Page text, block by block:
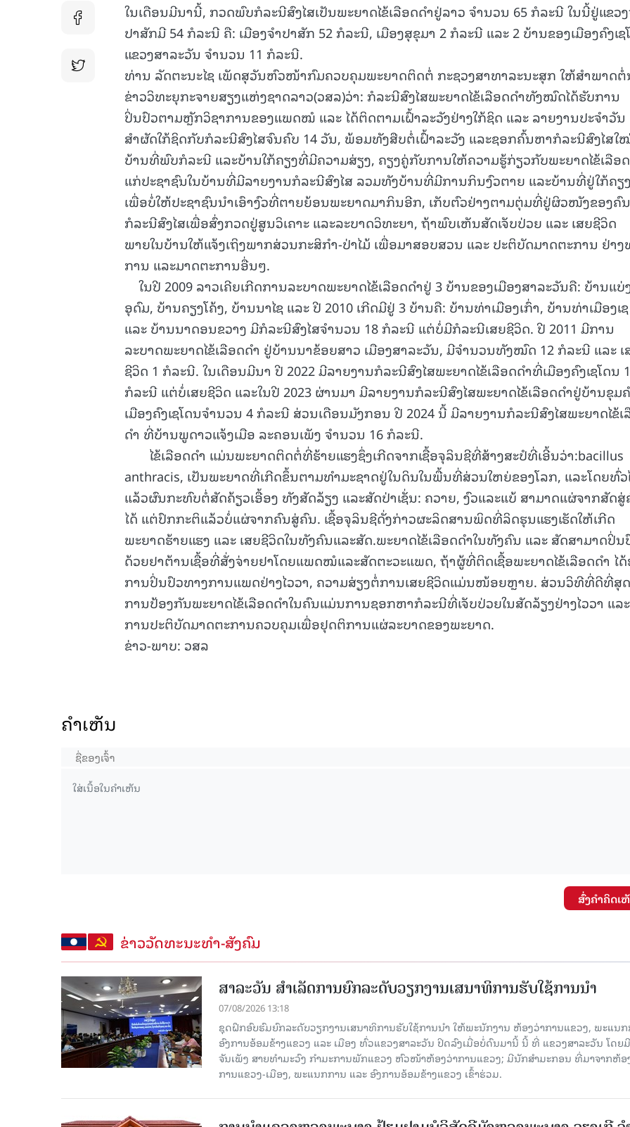
ໃນເດືອນມີນານີ້, ກວດພົບກໍລະນີສົງໄສເປັນພະຍາດໄຂ້ເລືອດດໍາຢູ່ລາວ ຈໍານວນ 65 ກໍລະນີ ໃນນີ້ຢູ່ແຂວ
ປາສັກມີ 54 ກໍລະນີ ຄື: ເມືອງຈໍາປາສັກ 52 ກໍລະນີ, ເມືອງສຸຂຸມາ 2 ກໍລະນີ ແລະ 2 ບ້ານຂອງເມືອງຄົງເຊ
ແຂວງສາລະວັນ ຈໍານວນ 11 ກໍລະນີ.
ທ່ານ ລັດຕະນະໄຊ ເພັດສຸວັນຫົວໜ້າກົມຄວບຄຸມພະຍາດຕິດຕໍ່ ກະຊວງສາທາລະນະສຸກ ໃຫ້ສໍາພາດ
ຂ່າວວິທະຍຸກະຈາຍສຽງແຫ່ງຊາດລາວ(ວສລ)ວ່າ: ກໍລະນີສົງໄສພະຍາດໄຂ້ເລືອດດໍາທັງໝົດໄດ້ຮັບການ
ປິ່ນປົວຕາມຫຼັກວິຊາການຂອງແພດໝໍ ແລະ ໄດ້ຕິດຕາມເຝົ້າລະວັງຢ່າງໃກ້ຊິດ ແລະ ລາຍງານປະຈໍາວັ
ສໍາຜັດໃກ້ຊິດກັບກໍລະນີສົງໄສຈົນຄົບ 14 ວັນ, ພ້ອມທັງສືບຕໍ່ເຝົ້າລະວັງ ແລະຊອກຄົ້ນຫາກໍລະນີສົງໄສໃ
ບ້ານທີ່ພົບກໍລະນີ ແລະບ້ານໃກ້ຄຽງທີ່ມີຄວາມສ່ຽງ, ຄຽງຄູ່ກັບການໃຫ້ຄວາມຮູ້ກ່ຽວກັບພະຍາດໄຂ້ເລືອ
ແກ່ປະຊາຊົນໃນບ້ານທີ່ມີລາຍງານກໍລະນີສົງໄສ ລວມທັງບ້ານທີ່ມີການກິນງົວຕາຍ ແລະບ້ານທີ່ຢູ່ໃກ້ຄຽງ
ເພື່ອບໍ່ໃຫ້ປະຊາຊົນນໍາເອົາງົວທີ່ຕາຍຍ້ອນພະຍາດມາກິນອີກ, ເກັບຕົວຢ່າງຕາມຕຸ່ມທີ່ຢູ່ຜິວໜັງຂອງຄົ
ກໍລະນີສົງໄສເພື່ອສົ່ງກວດຢູ່ສູນວິເຄາະ ແລະລະບາດວິທະຍາ, ຖ້າພົບເຫັນສັດເຈັບປ່ວຍ ແລະ ເສຍຊີວິດ
ພາຍໃນບ້ານໃຫ້ແຈ້ງເຖິງພາກສ່ວນກະສິກຳ-ປ່າໄມ້ ເພື່ອມາສອບສວນ ແລະ ປະຕິບັດມາດຕະການ ຢ່າ
ການ ແລະມາດຕະການອື່ນໆ.
ໃນປີ 2009 ລາວເຄີຍເກີດການລະບາດພະຍາດໄຂ້ເລືອດດໍາຢູ່ 3 ບ້ານຂອງເມືອງສາລະວັນຄື: ບ້ານແບ່
ອຸດົມ, ບ້ານຄຽງໂຄ້ງ, ບ້ານນາໄຊ ແລະ ປີ 2010 ເກີດມີຢູ່ 3 ບ້ານຄື: ບ້ານທ່າເມືອງເກົ່າ, ບ້ານທ່າເມືອງເຊ
ແລະ ບ້ານນາດອນຂວາງ ມີກໍລະນີສົງໄສຈໍານວນ 18 ກໍລະນີ ແຕ່ບໍ່ມີກໍລະນີເສຍຊີວິດ. ປີ 2011 ມີການ
ລະບາດພະຍາດໄຂ້ເລືອດດໍາ ຢູ່ບ້ານນາຂ້ອຍສາວ ເມືອງສາລະວັນ, ມີຈໍານວນທັງໝົດ 12 ກໍລະນີ ແລະ ເ
ຊີວິດ 1 ກໍລະນີ. ໃນເດືອນມີນາ ປີ 2022 ມີລາຍງານກໍລະນີສົງໄສພະຍາດໄຂ້ເລືອດດໍາທີ່ເມືອງຄົງເຊໂດນ 1
ກໍລະນີ ແຕ່ບໍ່ເສຍຊີວິດ ແລະໃນປີ 2023 ຜ່ານມາ ມີລາຍງານກໍລະນີສົງໄສພະຍາດໄຂ້ເລືອດດໍາຢູ່ບ້ານຂຸມ
ເມືອງຄົງເຊໂດນຈໍານວນ 4 ກໍລະນີ ສ່ວນເດືອນມັງກອນ ປີ 2024 ນີ້ ມີລາຍງານກໍລະນີສົງໄສພະຍາດໄຂ້ເ
ດໍາ ທີ່ບ້ານພູດາວແຈ້ງເມືອ ລະຄອນເພັງ ຈໍານວນ 16 ກໍລະນີ.
ໄຂ້ເລືອດດໍາ ແມ່ນພະຍາດຕິດຕໍ່ທີ່ຮ້າຍແຮງຊຶ່ງເກີດຈາກເຊື້ອຈຸລິນຊີທີ່ສ້າງສະປໍທີ່ເອີ້ນວ່າ:bacillus
anthracis, ເປັນພະຍາດທີ່ເກີດຂຶ້ນຕາມທໍາມະຊາດຢູ່ໃນດິນໃນພື້ນທີ່ສ່ວນໃຫຍ່ຂອງໂລກ, ແລະໂດຍທົ່ວ
ແລ້ວຜົນກະທົບຕໍ່ສັດຄ້ຽວເອື້ອງ ທັງສັດລ້ຽງ ແລະສັດປ່າເຊັ່ນ: ຄວາຍ, ງົວແລະແບ້ ສາມາດແຜ່ຈາກສັດສູ່
ໄດ້ ແຕ່ປົກກະຕິແລ້ວບໍ່ແຜ່ຈາກຄົນສູ່ຄົນ. ເຊື້ອຈຸລິນຊີດັ່ງກ່າວຜະລິດສານພິດທີ່ລິດຮຸນແຮງເຮັດໃຫ້ເກີດ
ພະຍາດຮ້າຍແຮງ ແລະ ເສຍຊີວິດໃນທັງຄົນແລະສັດ.ພະຍາດໄຂ້ເລືອດດໍາໃນທັງຄົນ ແລະ ສັດສາມາດປິ່ນ
ດ້ວຍຢາຕ້ານເຊື້ອທີ່ສັ່ງຈ່າຍຢາໂດຍແພດໝໍແລະສັດຕະວະແພດ, ຖ້າຜູ້ທີ່ຕິດເຊື້ອພະຍາດໄຂ້ເລືອດດໍາ ໄ
ການປິ່ນປົວທາງການແພດຢ່າງໄວວາ, ຄວາມສ່ຽງຕໍ່ການເສຍຊີວິດແມ່ນໜ້ອຍຫຼາຍ. ສ່ວນວິທີທີ່ດີທີ່ສຸ
ການປ້ອງກັນພະຍາດໄຂ້ເລືອດດໍາໃນຄົນແມ່ນການຊອກຫາກໍລະນີທີ່ເຈັບປ່ວຍໃນສັດລ້ຽງຢ່າງໄວວາ ແລະ
ການປະຕິບັດມາດຕະການຄວບຄຸມເພື່ອຢຸດຕິການແຜ່ລະບາດຂອງພະຍາດ.
ຂ່າວ-ພາບ: ວສລ
ຄໍາເຫັນ
ສົ່ງຄໍາຄິດເ
ຂ່າວວັດທະນະທຳ-ສັງຄົມ
ສາລະວັນ ສໍາເລັດການຍົກລະດັບວຽກງານເສນາທິການຮັບໃຊ້ການນໍາ
07/08/2026 13:18
ຊຸດຝຶກອົບຮົມຍົກລະດັບວຽກງານເສນາທິການຮັບໃຊ້ການນໍາ ໃຫ້ພະນັກງານ ຫ້ອງວ່າການແຂວງ, ພະແນ
ອົງການອ້ອມຂ້າງແຂວງ ແລະ ເມືອງ ທົ່ວແຂວງສາລະວັນ ປິດລົງເມື່ອ​ບໍ່​ດົນ​ມາ​ນີ້ ນີ້ ທີ່ ແຂວງສາລະວັນ ໂດຍ​
ຈັນເພັງ ສາຍທຳມະວົງ ກຳມະການພັກແຂວງ ຫົວໜ້າຫ້ອງວ່າການແຂວງ; ມີນັກສຳມະກອນ ທີ່ມາຈາກຫ້ອ
ການແຂວງ-ເມືອງ, ພະແນກການ ແລະ ອົງການອ້ອມຂ້າງແຂວງ ເຂົ້າຮ່ວມ.
15.040(07-08-2026) 15.039(06-08-